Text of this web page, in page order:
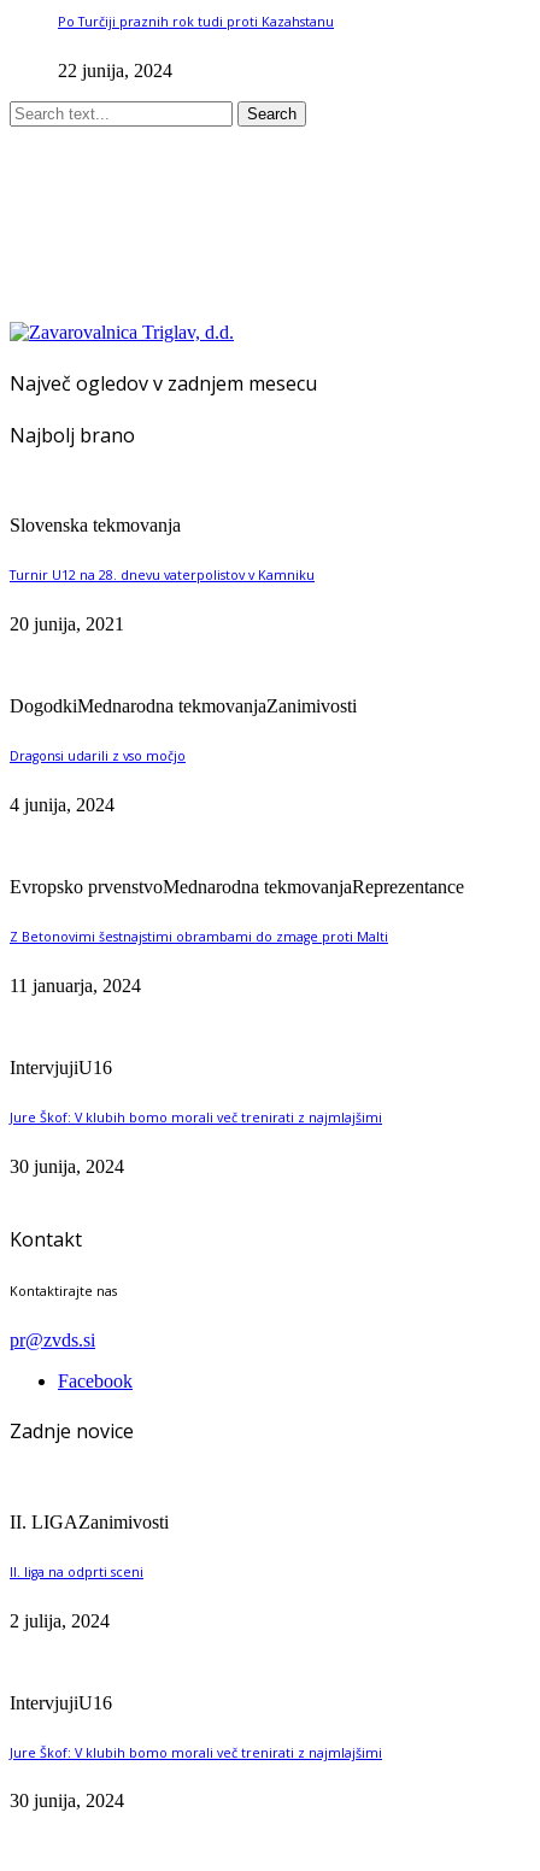
Po Turčiji praznih rok tudi proti Kazahstanu
22 junija, 2024
Search
Največ ogledov v zadnjem mesecu
Najbolj brano
Slovenska tekmovanja
Turnir U12 na 28. dnevu vaterpolistov v Kamniku
20 junija, 2021
DogodkiMednarodna tekmovanjaZanimivosti
Dragonsi udarili z vso močjo
4 junija, 2024
Evropsko prvenstvoMednarodna tekmovanjaReprezentance
Z Betonovimi šestnajstimi obrambami do zmage proti Malti
11 januarja, 2024
IntervjujiU16
Jure Škof: V klubih bomo morali več trenirati z najmlajšimi
30 junija, 2024
Kontakt
Kontaktirajte nas
pr@zvds.si
Facebook
Zadnje novice
II. LIGAZanimivosti
II. liga na odprti sceni
2 julija, 2024
IntervjujiU16
Jure Škof: V klubih bomo morali več trenirati z najmlajšimi
30 junija, 2024